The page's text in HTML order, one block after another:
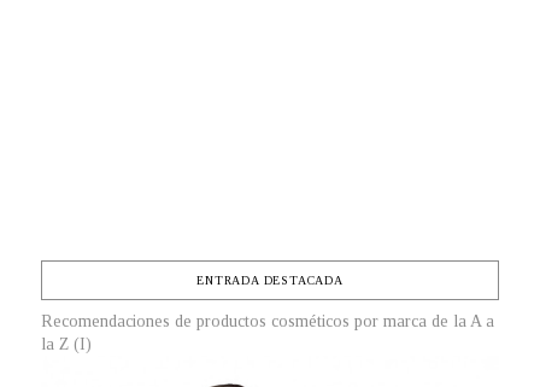
ENTRADA DESTACADA
Recomendaciones de productos cosméticos por marca de la A a
la Z (I)